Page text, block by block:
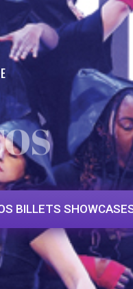
BILLETS